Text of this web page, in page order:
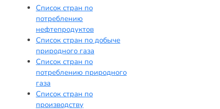
Список стран по
потреблению
нефтепродуктов
Список стран по добыче
природного газа
Список стран по
потреблению природного
газа
Список стран по
производству